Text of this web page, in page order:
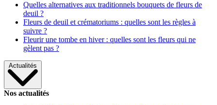
Quelles alternatives aux traditionnels bouquets de fleurs de
deuil ?
Fleurs de deuil et crématoriums : quelles sont les règles à
suivre ?
Fleurir une tombe en hiver : quelles sont les fleurs qui ne
gèlent pas ?
Actualités
Nos actualités